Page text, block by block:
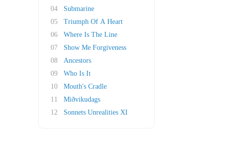
04
Submarine
05
Triumph Of A Heart
06
Where Is The Line
07
Show Me Forgiveness
08
Ancestors
09
Who Is It
10
Mouth's Cradle
11
Miðvikudags
12
Sonnets Unrealities XI